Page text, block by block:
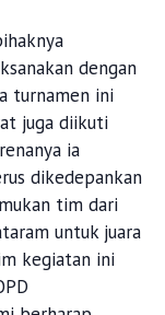
dengan
turnamen ini
juga diikuti
ia
dikedepankan
tim dari
untuk juara
kegiatan ini